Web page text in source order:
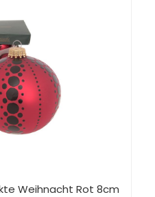
Weihnacht Rot 8cm